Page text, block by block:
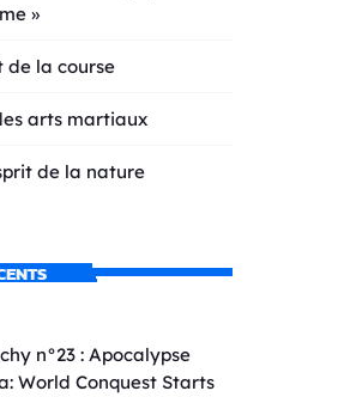
»
de la course
arts martiaux
de la nature
n°23 : Apocalypse
World Conquest Starts